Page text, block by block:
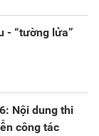
- “tường lửa”
Nội dung thi
công tác